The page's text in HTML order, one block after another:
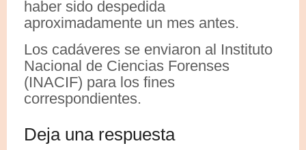
haber sido despedida
aproximadamente un mes antes.
Los cadáveres se enviaron al Instituto
Nacional de Ciencias Forenses
(INACIF) para los fines
correspondientes.
Deja una respuesta